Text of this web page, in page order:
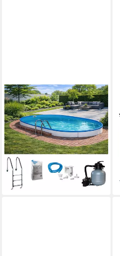
KONIFERA
Ovalpool LANZAROTE 1 (Set,
5-tlg), für den Volleinbau inkl.
umfangreichem Zubehör,
verschiedene Größen
ab 959,17 € UVP1.249,00 €
27,85 €
mtl. in 48 Raten
-23%
lieferbar in 2 Wochen